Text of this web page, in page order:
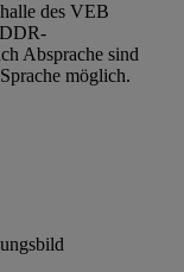
des VEB
Absprache sind
möglich.